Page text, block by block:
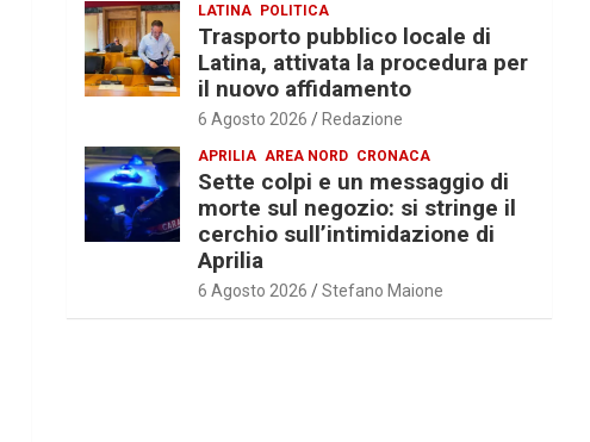
LATINA POLITICA
Trasporto pubblico locale di
Latina, attivata la procedura per
il nuovo affidamento
6 Agosto 2026 Redazione
APRILIA AREA NORD CRONACA
Sette colpi e un messaggio di
morte sul negozio: si stringe il
cerchio sull’intimidazione di
Aprilia
6 Agosto 2026 Stefano Maione